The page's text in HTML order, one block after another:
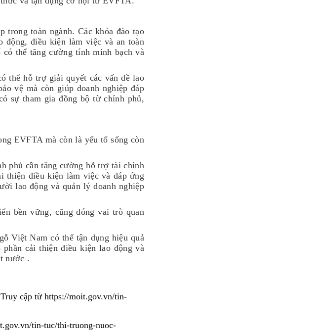
trong toàn ngành. Các khóa đào tạo
động, điều kiện làm việc và an toàn
thể tăng cường tính minh bạch và
thể hỗ trợ giải quyết các vấn đề lao
vệ mà còn giúp doanh nghiệp đáp
sự tham gia đồng bộ từ chính phủ,
EVFTA mà còn là yếu tố sống còn
phủ cần tăng cường hỗ trợ tài chính
thiện điều kiện làm việc và đáp ứng
lao động và quản lý doanh nghiệp
bền vững, cũng đóng vai trò quan
Việt Nam có thể tận dụng hiệu quả
cải thiện điều kiện lao động và
nước .
cập từ https://moit.gov.vn/tin-
tin-tuc/thi-truong-nuoc-